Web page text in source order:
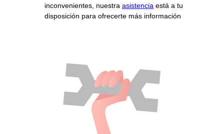
inconvenientes, nuestra asistencia está a tu
disposición para ofrecerte más información